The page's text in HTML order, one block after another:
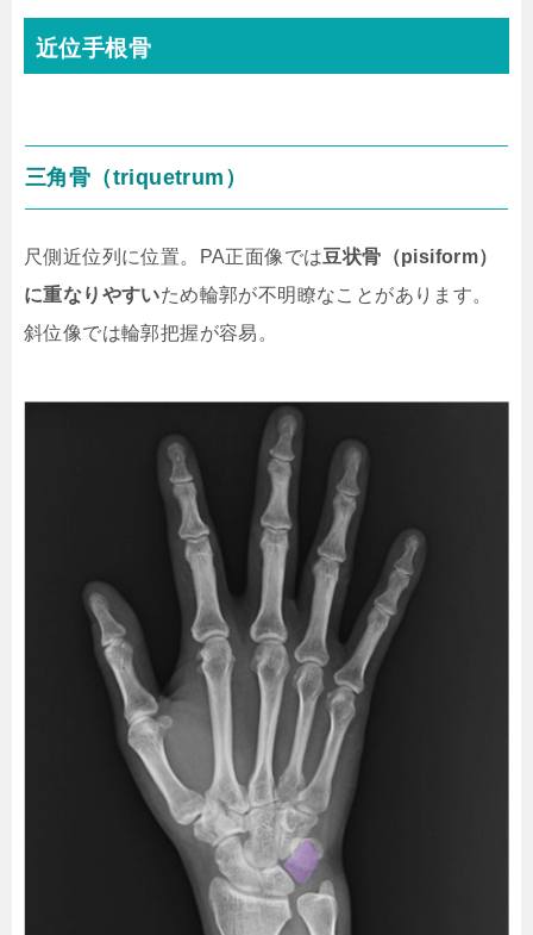
近位手根骨
三角骨（triquetrum）
尺側近位列に位置。PA正面像では豆状骨（pisiform）
に重なりやすいため輪郭が不明瞭なことがあります。
斜位像では輪郭把握が容易。